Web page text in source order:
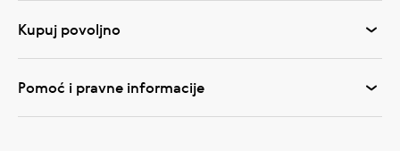
Kupuj povoljno
Pomoć i pravne informacije